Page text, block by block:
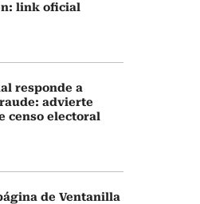
link oficial
responde a
advierte
censo electoral
de Ventanilla